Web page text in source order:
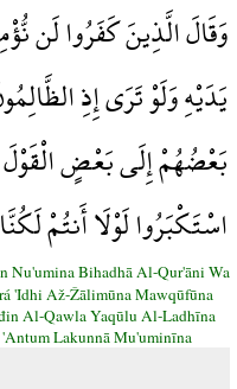
وَقَالَ الَّذِينَ كَفَرُوا لَن
يَدَيْهِ وَلَوْ تَرَى إِذِ
بَعْضُهُمْ إِلَى بَعْضٍ
اسْتَكْبَرُوا لَوْلَا أَنتُمْ
Nu'umina Bihadhā Al-Qur'āni Wa
'Idhi Až-Žālimūna Mawqūfūna
Al-Qawla Yaqūlu Al-Ladhīna
Lakunnā Mu'uminīna